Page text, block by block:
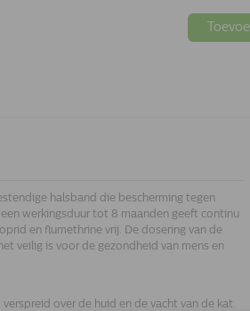
halsband die bescherming tegen
werkingsduur tot 8 maanden geeft continu
en flumethrine vrij. De dosering van de
veilig is voor de gezondheid van mens en
over de huid en de vacht van de kat.